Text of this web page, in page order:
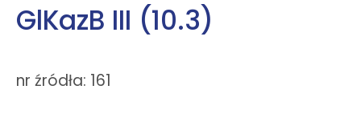
GlKazB III (10.3)
nr źródła: 161